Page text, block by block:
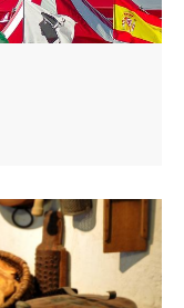
et de couloirs.
une